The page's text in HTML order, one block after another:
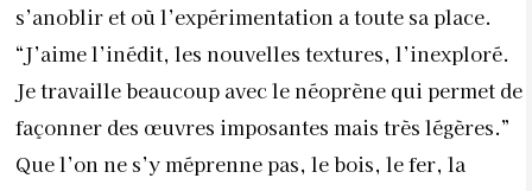
s’anoblir et où l’expérimentation a toute sa place.
“J’aime l’inédit, les nouvelles textures, l’inexploré.
Je travaille beaucoup avec le néoprène qui permet de
façonner des œuvres imposantes mais très légères.”
Que l’on ne s’y méprenne pas, le bois, le fer, la